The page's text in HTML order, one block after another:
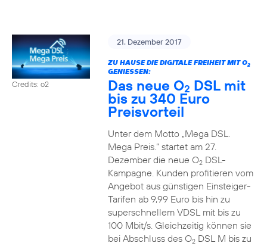
Credits: o2
21. Dezember 2017
ZU HAUSE DIE DIGITALE FREIHEIT MIT O2
GENIESSEN:
Das neue O2 DSL mit
bis zu 340 Euro
Preisvorteil
Unter dem Motto „Mega DSL.
Mega Preis.” startet am 27.
Dezember die neue O2DSL-
Kampagne. Kunden profitieren vom
Angebot aus günstigen Einsteiger-
Tarifen ab 9,99 Euro bis hin zu
superschnellem VDSL mit bis zu
100 Mbit/s. Gleichzeitig können sie
bei Abschluss des O2DSL M bis zu